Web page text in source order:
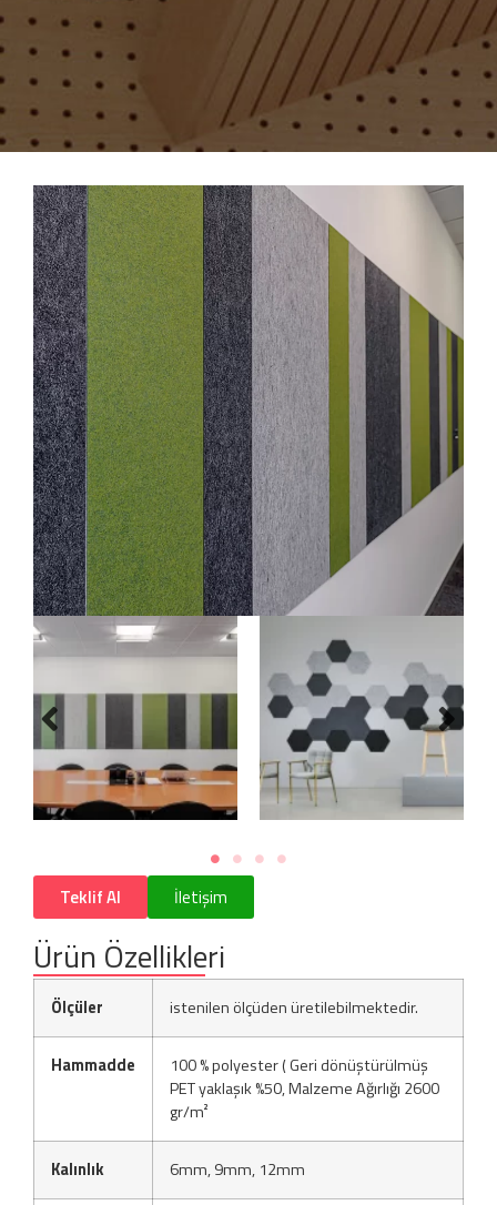
Teklif Al İletişim
Ürün Özellikleri
Ölçüler istenilen ölçüden üretilebilmektedir.
Hammadde
100 % polyester ( Geri dönüştürülmüş
PET yaklaşık %50, Malzeme Ağırlığı 2600
gr/m²
Kalınlık 6mm, 9mm, 12mm